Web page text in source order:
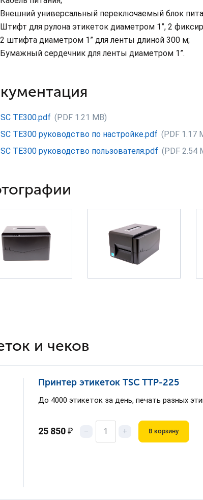
Внешний универсальный переключаемый блок
Штифт для рулона этикеток диаметром 1”, 2
2 штифта диаметром 1” для ленты длиной 300 м;
Бумажный сердечник для ленты диаметром 1”.
TE300.pdf (PDF 1.21 MB)
TE300 руководство по настройке.pdf (PDF 1.17
TE300 руководство пользователя.pdf (PDF 2.54
и чеков
Принтер этикеток TSC TТP-225
До 4000 этикеток за день, печать разных
25 850₽ – + В корзину